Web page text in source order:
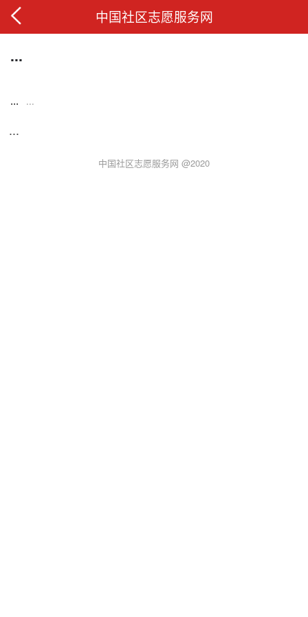
中国社区志愿服务网
...
... ...
...
中国社区志愿服务网 @2020